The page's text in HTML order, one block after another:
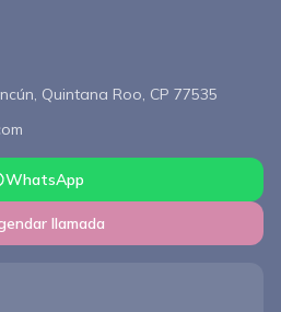
Quintana Roo, CP 77535
WhatsApp
llamada